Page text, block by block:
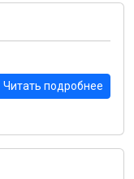
Читать подробнее